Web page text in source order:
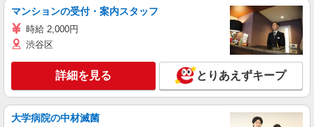
マンションの受付・案内スタッフ
時給 2,000円
渋谷区
詳細を見る とりあえずキープ
大学病院の中材滅菌